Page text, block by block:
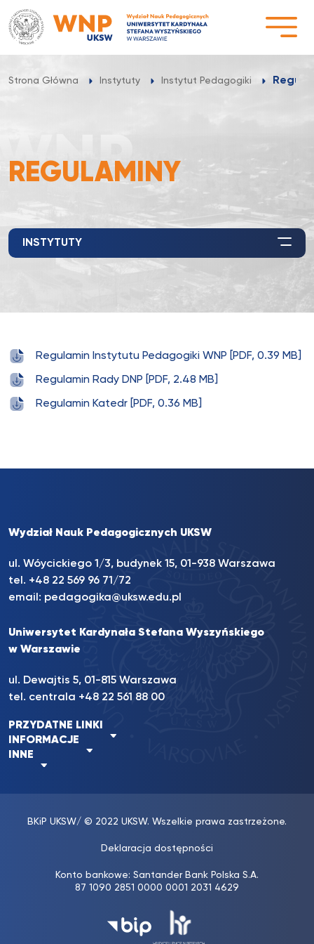
Przejdź
do
treści
Strona Główna Instytuty Instytut Pedagogiki
REGULAMINY
INSTYTUTY
Regulamin Instytutu Pedagogiki WNP [PDF, 0.39 MB]
Regulamin Rady DNP [PDF, 2.48 MB]
Regulamin Katedr [PDF, 0.36 MB]
Wydział Nauk Pedagogicznych UKSW
ul. Wóycickiego 1/3, budynek 15, 01-938 Warszawa
tel. +48 22 569 96 71/72
email: pedagogika@uksw.edu.pl
Uniwersytet Kardynała Stefana Wyszyńskiego
w Warszawie
ul. Dewajtis 5, 01-815 Warszawa
tel. centrala +48 22 561 88 00
PRZYDATNE LINKI
INFORMACJE
INNE
BKiP UKSW/ © 2022 UKSW. Wszelkie prawa zastrzeżone.
Deklaracja dostępności
Konto bankowe: Santander Bank Polska S.A.
87 1090 2851 0000 0001 2031 4629